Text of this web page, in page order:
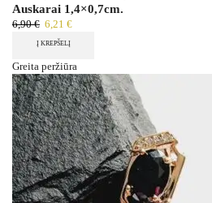
Auskarai 1,4×0,7cm.
6,90€ 6,21 €
Į KREPŠELĮ
Greita peržiūra